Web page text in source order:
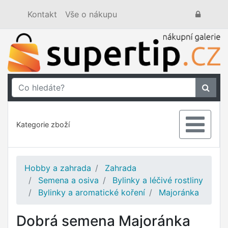
Kontakt Vše o nákupu
Kategorie zboží
Hobby a zahrada
Zahrada
Semena a osiva
Bylinky a léčivé rostliny
Bylinky a aromatické koření
Majoránka
Dobrá semena Majoránka